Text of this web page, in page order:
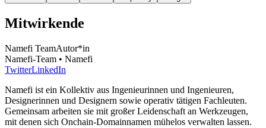
Mitwirkende
Namefi TeamAutor*in
Namefi-Team • Namefi
TwitterLinkedIn
Namefi ist ein Kollektiv aus Ingenieurinnen und Ingenieuren,
Designerinnen und Designern sowie operativ tätigen Fachleuten.
Gemeinsam arbeiten sie mit großer Leidenschaft an Werkzeugen,
mit denen sich Onchain-Domainnamen mühelos verwalten lassen.